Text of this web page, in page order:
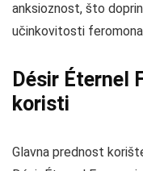
anksioznost, što
učinkovitosti
Désir Éternel
koristi
Glavna prednost